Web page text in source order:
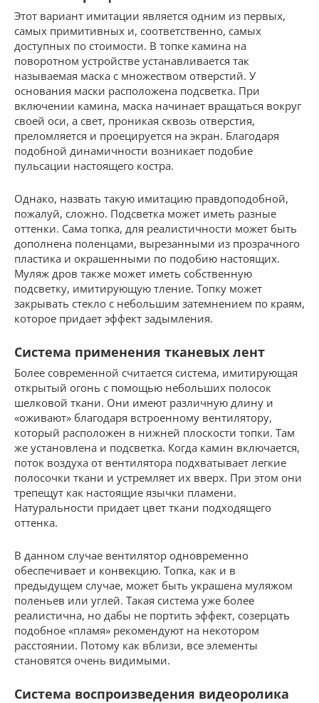
Этот вариант имитации является одним из первых,
самых примитивных и, соответственно, самых
доступных по стоимости. В топке камина на
поворотном устройстве устанавливается так
называемая маска с множеством отверстий. У
основания маски расположена подсветка. При
включении камина, маска начинает вращаться вокруг
своей оси, а свет, проникая сквозь отверстия,
преломляется и проецируется на экран. Благодаря
подобной динамичности возникает подобие
пульсации настоящего костра.
Однако, назвать такую имитацию правдоподобной,
пожалуй, сложно. Подсветка может иметь разные
оттенки. Сама топка, для реалистичности может быть
дополнена поленцами, вырезанными из прозрачного
пластика и окрашенными по подобию настоящих.
Муляж дров также может иметь собственную
подсветку, имитирующую тление. Топку может
закрывать стекло с небольшим затемнением по краям,
которое придает эффект задымления.
Система применения тканевых лент
Более современной считается система, имитирующая
открытый огонь с помощью небольших полосок
шелковой ткани. Они имеют различную длину и
«оживают» благодаря встроенному вентилятору,
который расположен в нижней плоскости топки. Там
же установлена и подсветка. Когда камин включается,
поток воздуха от вентилятора подхватывает легкие
полосочки ткани и устремляет их вверх. При этом они
трепещут как настоящие язычки пламени.
Натуральности придает цвет ткани подходящего
оттенка.
В данном случае вентилятор одновременно
обеспечивает и конвекцию. Топка, как и в
предыдущем случае, может быть украшена муляжом
поленьев или углей. Такая система уже более
реалистична, но дабы не портить эффект, созерцать
подобное «пламя» рекомендуют на некотором
расстоянии. Потому как вблизи, все элементы
становятся очень видимыми.
Система воспроизведения видеоролика